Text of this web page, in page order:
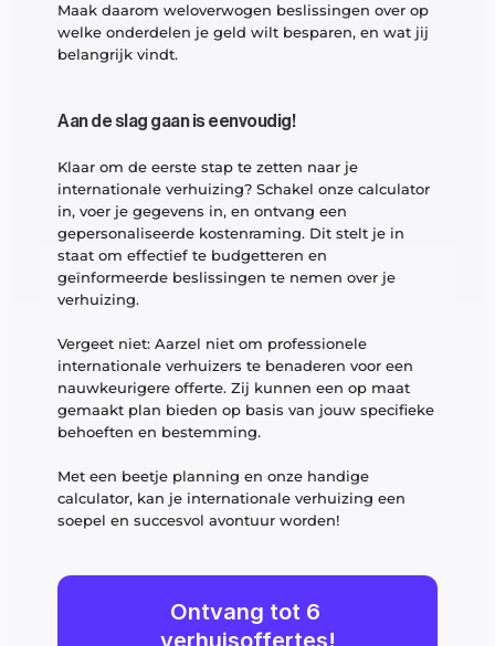
Maak daarom weloverwogen beslissingen over op
welke onderdelen je geld wilt besparen, en wat jij
belangrijk vindt.
Aan de slag gaan is eenvoudig!
Klaar om de eerste stap te zetten naar je
internationale verhuizing? Schakel onze calculator
in, voer je gegevens in, en ontvang een
gepersonaliseerde kostenraming. Dit stelt je in
staat om effectief te budgetteren en
geïnformeerde beslissingen te nemen over je
verhuizing.
Vergeet niet: Aarzel niet om professionele
internationale verhuizers te benaderen voor een
nauwkeurigere offerte. Zij kunnen een op maat
gemaakt plan bieden op basis van jouw specifieke
behoeften en bestemming.
Met een beetje planning en onze handige
calculator, kan je internationale verhuizing een
soepel en succesvol avontuur worden!
Ontvang tot 6